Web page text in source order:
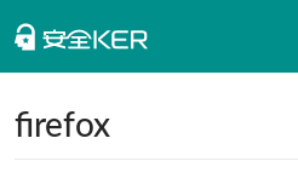
首页
firefox